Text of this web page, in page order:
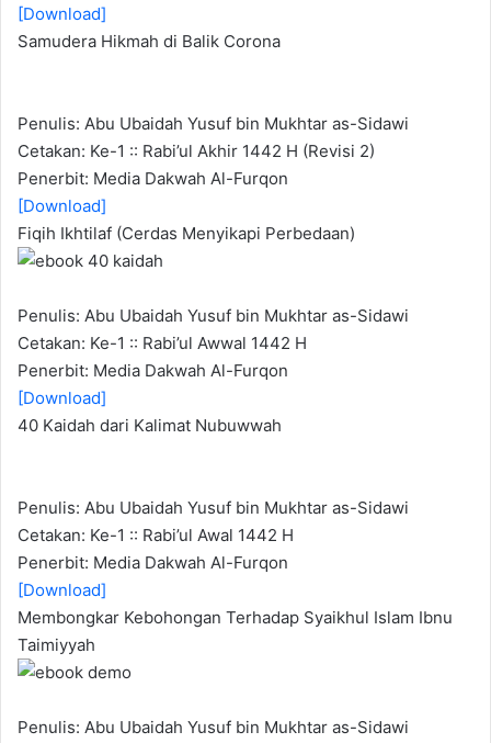
[Download]
Samudera Hikmah di Balik Corona
Penulis: Abu Ubaidah Yusuf bin Mukhtar as-Sidawi
Cetakan: Ke-1 :: Rabi’ul Akhir 1442 H (Revisi 2)
Penerbit: Media Dakwah Al-Furqon
[Download]
Fiqih Ikhtilaf (Cerdas Menyikapi Perbedaan)
Penulis: Abu Ubaidah Yusuf bin Mukhtar as-Sidawi
Cetakan: Ke-1 :: Rabi’ul Awwal 1442 H
Penerbit: Media Dakwah Al-Furqon
[Download]
40 Kaidah dari Kalimat Nubuwwah
Penulis: Abu Ubaidah Yusuf bin Mukhtar as-Sidawi
Cetakan: Ke-1 :: Rabi’ul Awal 1442 H
Penerbit: Media Dakwah Al-Furqon
[Download]
Membongkar Kebohongan Terhadap Syaikhul Islam Ibnu
Taimiyyah
Penulis: Abu Ubaidah Yusuf bin Mukhtar as-Sidawi